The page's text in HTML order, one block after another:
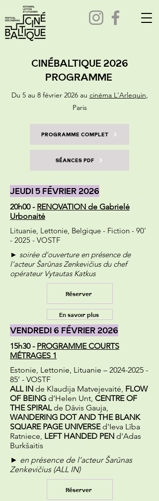
CINÉBALTIQUE 2026
PROGRAMME
Du 5 au 8 février 2026 au cinéma L'Arlequin,
Paris
PROGRAMME COMPLET
SÉANCES PDF
JEUDI 5 FÉVRIER 2026
20h00 - RENOVATION de Gabrielė
Urbonaitė
Lituanie, Lettonie, Belgique - Fiction - 90’
- 2025 - VOSTF
► soirée d’ouverture en présence de
l’acteur Šarūnas Zenkevičius du chef
opérateur Vytautas Katkus
Réserver
En savoir plus
VENDREDI 6 FÉVRIER 2026
15h30 - PROGRAMME COURTS
MÉTRAGES 1
Estonie, Lettonie, Lituanie – 2024-2025 -
85’ - VOSTF
ALL IN de Klaudija Matvejevaitė, FLOW
OF BEING d’Helen Unt, CENTRE OF
THE SPIRALde Dāvis Gauja,
WANDERING DOT AND THE BLANK
SQUARE PAGE UNIVERSEd'Ieva Lība
Ratniece, LEFT HANDED PEN d'Adas
Burkšaitis
► en présence de l’acteur Šarūnas
Zenkevičius (ALL IN)
Réserver